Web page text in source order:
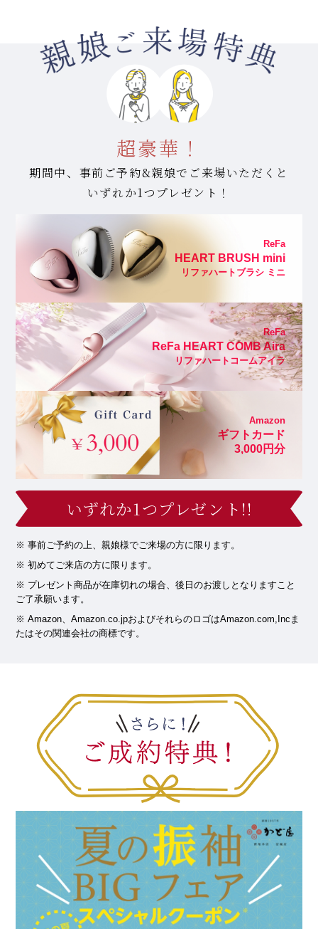
超豪華！
期間中、事前ご予約&親娘でご来場いただくと
いずれか1つプレゼント！
ReFa
HEART BRUSH mini
リファハートブラシ ミニ
ReFa
ReFa HEART COMB Aira
リファハートコームアイラ
Amazon
ギフトカード
3,000円分
いずれか1つプレゼント!!
事前ご予約の上、親娘様でご来場の方に限ります。
初めてご来店の方に限ります。
プレゼント商品が在庫切れの場合、後日のお渡しとなりますこと
ご了承願います。
Amazon、Amazon.co.jpおよびそれらのロゴはAmazon.com,Incま
たはその関連会社の商標です。